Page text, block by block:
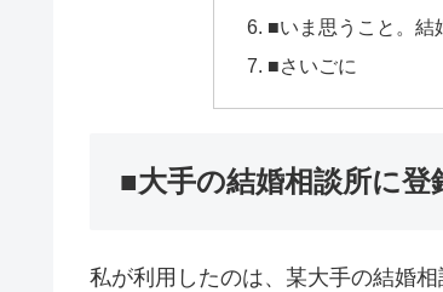
■いま思うこと。結
■さいごに
■大手の結婚相談所に
私が利用したのは、某大手の結婚相